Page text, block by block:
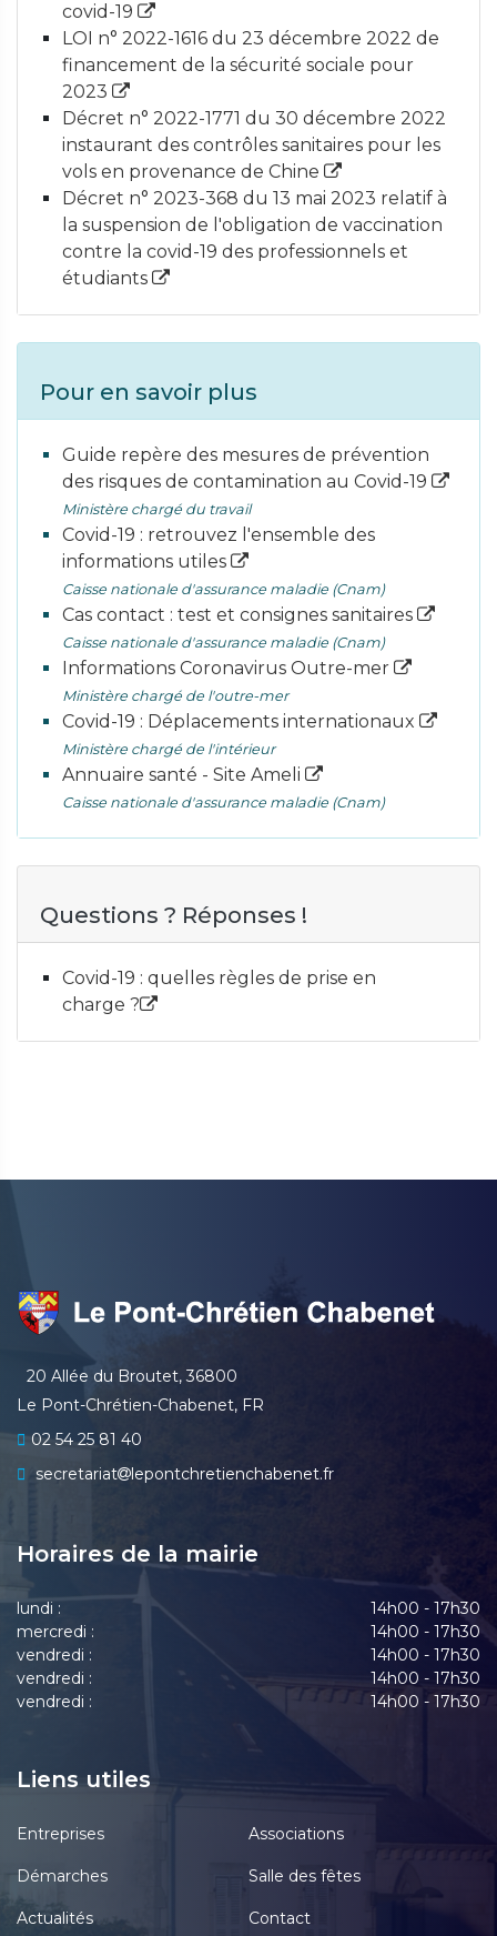
covid-19
LOI n° 2022-1616 du 23 décembre 2022 de
financement de la sécurité sociale pour
2023
Décret n° 2022-1771 du 30 décembre 2022
instaurant des contrôles sanitaires pour les
vols en provenance de Chine
Décret n° 2023-368 du 13 mai 2023 relatif à
la suspension de l'obligation de vaccination
contre la covid-19 des professionnels et
étudiants
Pour en savoir plus
Guide repère des mesures de prévention
des risques de contamination au Covid-19
Ministère chargé du travail
Covid-19 : retrouvez l'ensemble des
informations utiles
Caisse nationale d'assurance maladie (Cnam)
Cas contact : test et consignes sanitaires
Caisse nationale d'assurance maladie (Cnam)
Informations Coronavirus Outre-mer
Ministère chargé de l'outre-mer
Covid-19 : Déplacements internationaux
Ministère chargé de l'intérieur
Annuaire santé - Site Ameli
Caisse nationale d'assurance maladie (Cnam)
Questions ? Réponses !
Covid-19 : quelles règles de prise en
charge ?
20 Allée du Broutet, 36800
Le Pont-Chrétien-Chabenet, FR
02 54 25 81 40
secretariat
lepontchretienchabenet.fr
Horaires de la mairie
lundi :
14h00 - 17h30
mercredi :
14h00 - 17h30
vendredi :
14h00 - 17h30
vendredi :
14h00 - 17h30
vendredi :
14h00 - 17h30
Liens utiles
Entreprises Associations
Démarches Salle des fêtes
Actualités Contact